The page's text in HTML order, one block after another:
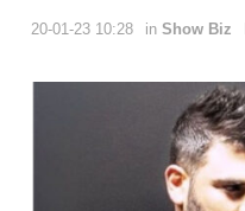
20-01-23 10:28 in Show Biz